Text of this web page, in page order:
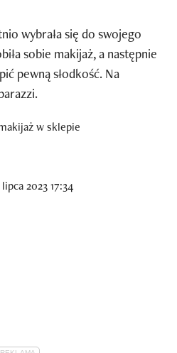
wybrała się do swojego
sobie makijaż, a następnie
pewną słodkość. Na
2023 17:34